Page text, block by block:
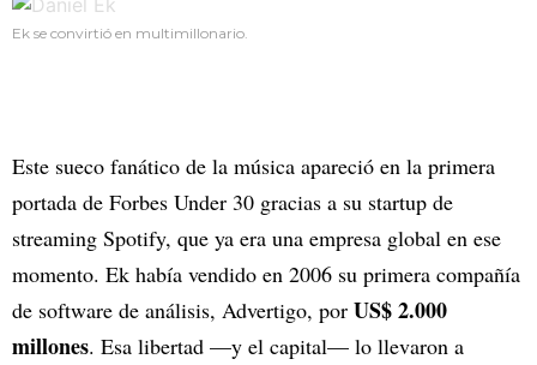
Ek se convirtió en multimillonario.
Este sueco fanático de la música apareció en la primera
portada de Forbes Under 30 gracias a su startup de
streaming Spotify, que ya era una empresa global en ese
momento. Ek había vendido en 2006 su primera compañía
de software de análisis, Advertigo, por US$ 2.000
millones. Esa libertad —y el capital— lo llevaron a